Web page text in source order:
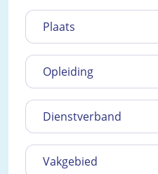
Plaats
Opleiding
Dienstverband
Vakgebied